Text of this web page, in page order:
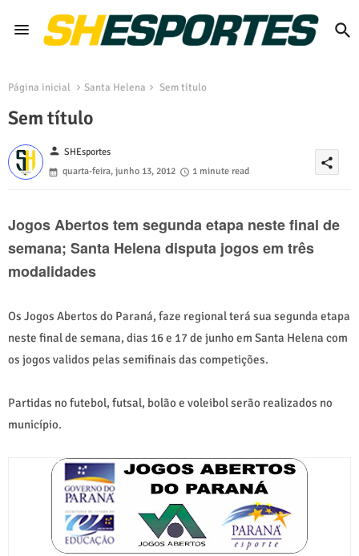
Página inicial Santa Helena Sem título
Sem título
person SHEsportes
quarta-feira, junho 13, 2012
1 minute read
share
Jogos Abertos tem segunda etapa neste final de
semana; Santa Helena disputa jogos em três
modalidades
Os Jogos Abertos do Paraná, faze regional terá sua segunda etapa
neste final de semana, dias 16 e 17 de junho em Santa Helena com
os jogos validos pelas semifinais das competições.
Partidas no futebol, futsal, bolão e voleibol serão realizados no
município.